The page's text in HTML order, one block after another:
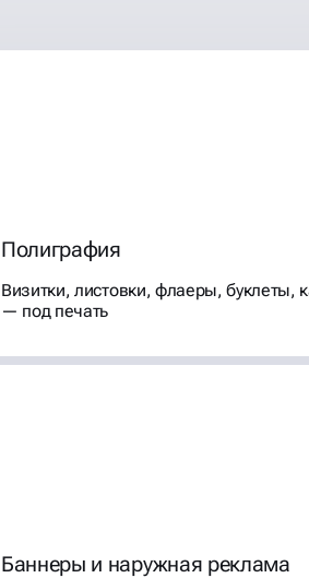
Полиграфия
Визитки, листовки, флаеры, буклеты,
— под печать
Баннеры и наружная реклама